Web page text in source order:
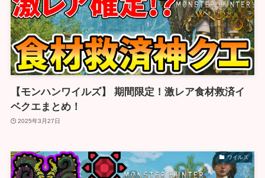
【モンハンワイルズ】 期間限定！激レア食材救済イ
ベクエまとめ！
2025年3月27日
ワイルズ